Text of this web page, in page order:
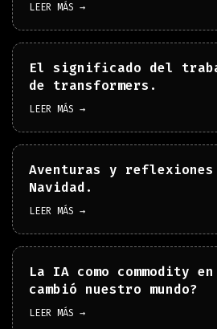
LEER MÁS →
El significado del
de transformers.
LEER MÁS →
Aventuras y
Navidad.
LEER MÁS →
La IA como commodity en
cambió nuestro mundo?
LEER MÁS →